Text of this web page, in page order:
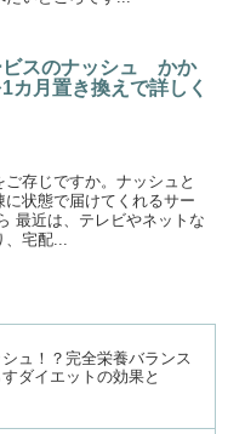
ビスのナッシュ かか
カ月置き換えで詳しく
存じですか。ナッシュと
状態で届けてくれるサー
最近は、テレビやネットな
、宅配...
ュ！？完全栄養バランス
ダイエットの効果と